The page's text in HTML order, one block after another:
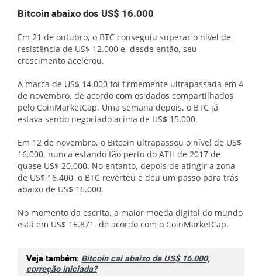
Bitcoin abaixo dos US$ 16.000
Em 21 de outubro, o BTC conseguiu superar o nível de
resistência de US$ 12.000 e, desde então, seu
crescimento acelerou.
A marca de US$ 14.000 foi firmemente ultrapassada em 4
de novembro, de acordo com os dados compartilhados
pelo CoinMarketCap. Uma semana depois, o BTC já
estava sendo negociado acima de US$ 15.000.
Em 12 de novembro, o Bitcoin ultrapassou o nível de US$
16.000, nunca estando tão perto do ATH de 2017 de
quase US$ 20.000. No entanto, depois de atingir a zona
de US$ 16.400, o BTC reverteu e deu um passo para trás
abaixo de US$ 16.000.
No momento da escrita, a maior moeda digital do mundo
está em US$ 15.871, de acordo com o CoinMarketCap.
Veja também: Bitcoin cai abaixo de US$ 16.000,
correção iniciada?